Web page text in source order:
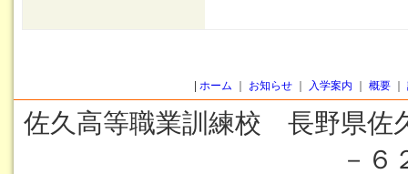
ホーム お知らせ｜ 入学案内 概要｜
佐久高等職業訓練校 長野県佐
－６